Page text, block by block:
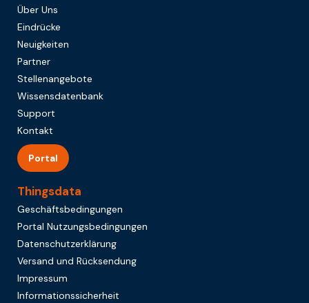
Über Uns
Eindrücke
Neuigkeiten
Partner
Stellenangebote
Wissensdatenbank
Support
Kontakt
Portal
Thingsdata
Geschäftsbedingungen
Portal Nutzungsbedingungen
Datenschutzerklärung
Versand und Rücksendung
Impressum
Informationssicherheit